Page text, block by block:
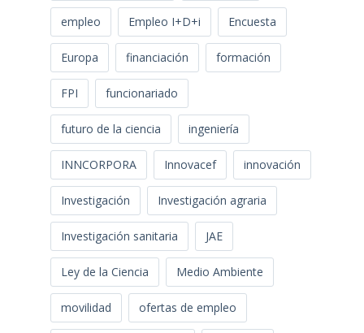
empleo Empleo I+D+i Encuesta
Europa financiación formación
FPI funcionariado
futuro de la ciencia ingeniería
INNCORPORA Innovacef innovación
Investigación Investigación agraria
Investigación sanitaria JAE
Ley de la Ciencia Medio Ambiente
movilidad ofertas de empleo